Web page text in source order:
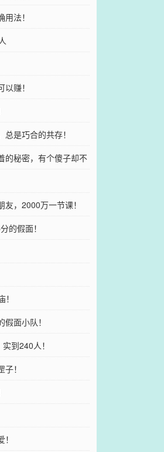
法！
赚！
是巧合的共存！
的秘密，有个傻子却不
，2000万一节课！
的假面！
面小队！
到240人！
！